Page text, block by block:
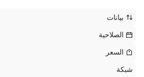
بيانات
الصلاحية
السعر
شبكة